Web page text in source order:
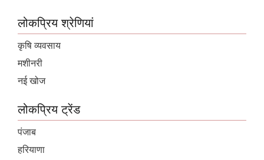
लोकप्रिय श्रेणियां
कृषि व्यवसाय
मशीनरी
नई खोज
लोकप्रिय ट्रेंड
पंजाब
हरियाणा